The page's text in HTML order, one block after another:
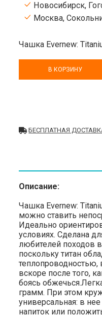
Новосибирск,
Москва,
Чашка Evernew:
В КОРЗИНУ
БЕСПЛАТНАЯ
Описание:
Чашка Evernew:
можно ставить
Идеально
условиях. Сделана
любителей походов
поскольку титан
вскоре после того,
боясь
грамм. При этом
универсальная: в
напиток или